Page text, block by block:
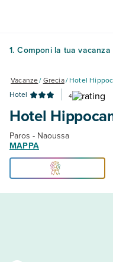
1. Componi la tua vacanza
Vacanze/Grecia/Hotel
Hotel
4
Hotel
Paros - Naoussa
MAPPA